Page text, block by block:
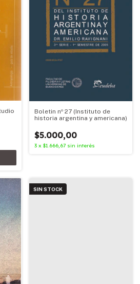
Boletin nº 27 (Instituto de
historia argentina y americana)
$5.000,00
3 x $1.666,67 sin interés
SIN STOCK